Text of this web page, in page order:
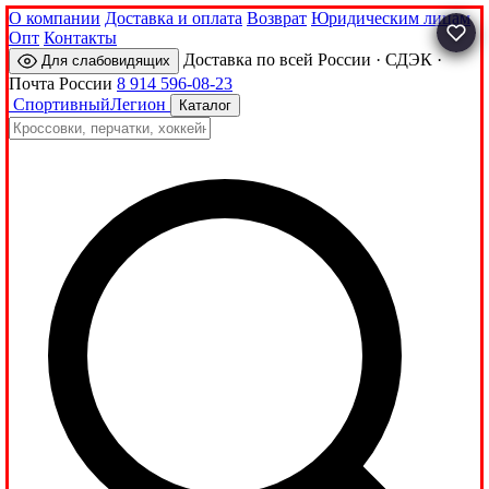
О компании Доставка и оплата Возврат Юридическим лицам
Опт Контакты
Для слабовидящих
Доставка по всей России · СДЭК ·
Почта России 8 914 596-08-23
СпортивныйЛегион Каталог